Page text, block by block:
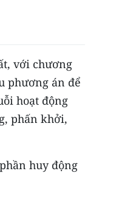
với chương
phương án để
hoạt động
phấn khởi,
huy động